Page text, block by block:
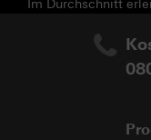
Im Durchschnitt